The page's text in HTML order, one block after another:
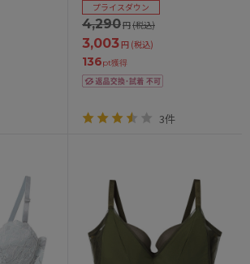
ンダー60/65/70/75cm
4,290円(税込)
プライスダウン
3,003円 (税込)
136pt獲得
3件